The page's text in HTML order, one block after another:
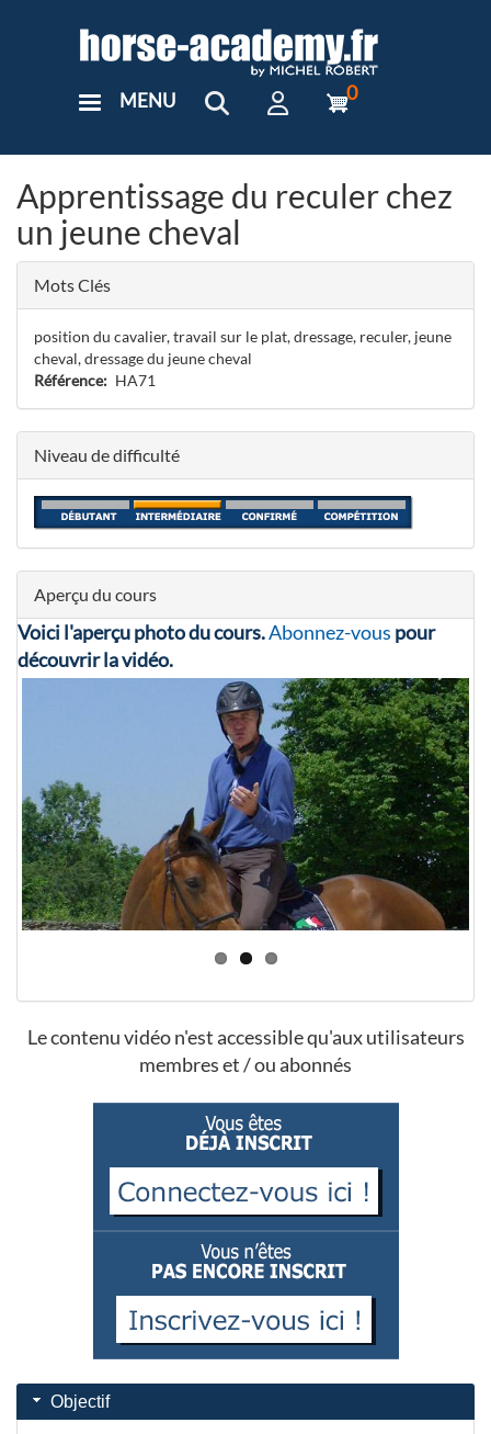
User
MENU 0
Apprentissage du reculer chez
un jeune cheval
Mots Clés
position du cavalier, travail sur le plat, dressage, reculer, jeune
cheval, dressage du jeune cheval
Référence
HA71
Niveau de difficulté
Aperçu du cours
Voici l'aperçu photo du cours.Abonnez-vous pour
découvrir la vidéo.
Le contenu vidéo n'est accessible qu'aux utilisateurs
membres et / ou abonnés
Objectif